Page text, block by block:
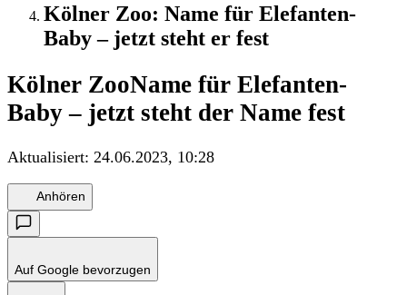
Kölner Zoo: Name für Elefanten-
Baby – jetzt steht er fest
Kölner ZooName für Elefanten-
Baby – jetzt steht der Name fest
Aktualisiert: 24.06.2023, 10:28
Anhören
Auf Google bevorzugen